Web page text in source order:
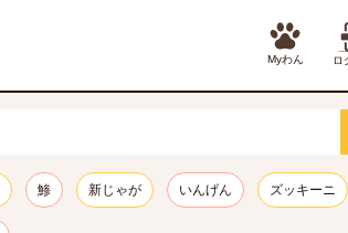
Myわん ロ
鯵 新じゃが いんげん ズッキーニ